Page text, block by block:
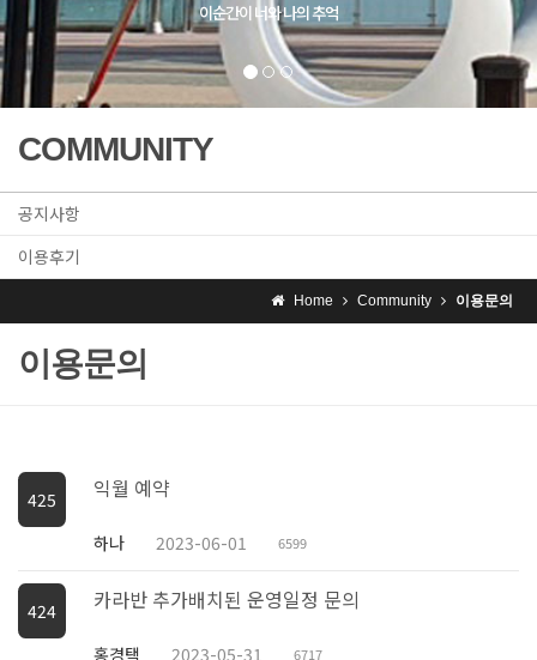
COMMUNITY
공지사항
이용후기
Home Community 이용문의
이용문의
425 익월 예약
하나 2023-06-01 6599
424 카라반 추가배치된 운영일정 문의
홍경택 2023-05-31 6717